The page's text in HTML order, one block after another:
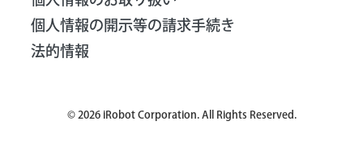
個人情報の開示等の請求手続き
法的情報
© 2026iRobot Corporation. All Rights Reserved.